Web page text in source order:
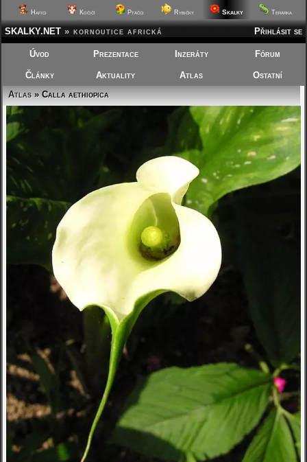
Hafíci Kočičí Ptáčci Rybičky Skalky Terárka
Přihlásit se
SKALKY.NET » kornoutice africká
Úvod Prezentace Inzeráty Fórum
Články Aktuality Atlas
Ostatní
Atlas» Calla aethiopica